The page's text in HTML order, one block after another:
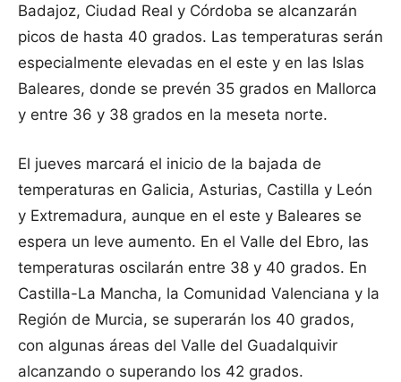
Badajoz, Ciudad Real y Córdoba se alcanzarán
picos de hasta 40 grados. Las temperaturas serán
especialmente elevadas en el este y en las Islas
Baleares, donde se prevén 35 grados en Mallorca
y entre 36 y 38 grados en la meseta norte.
El jueves marcará el inicio de la bajada de
temperaturas en Galicia, Asturias, Castilla y León
y Extremadura, aunque en el este y Baleares se
espera un leve aumento. En el Valle del Ebro, las
temperaturas oscilarán entre 38 y 40 grados. En
Castilla-La Mancha, la Comunidad Valenciana y la
Región de Murcia, se superarán los 40 grados,
con algunas áreas del Valle del Guadalquivir
alcanzando o superando los 42 grados.